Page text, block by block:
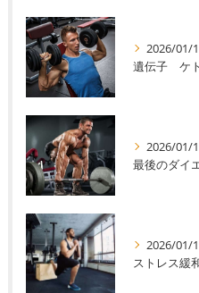
2026/01/
遺伝子 ケ
2026/01/
2026/01/
ストレス